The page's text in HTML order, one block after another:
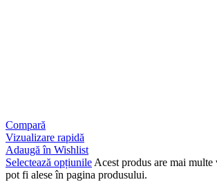
Compară
Vizualizare rapidă
Adaugă în Wishlist
Selectează opțiunile Acest produs are mai
pot fi alese în pagina produsului.